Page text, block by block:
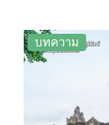
เป็นสมเด็จพ
บทความ